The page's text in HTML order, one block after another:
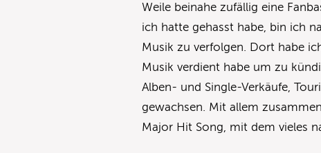
Weile beinahe zufällig eine
ich hatte gehasst habe, bin ich
Musik zu verfolgen. Dort habe
Musik verdient habe um zu
Alben- und Single-Verkäufe,
gewachsen. Mit allem
Major Hit Song, mit dem vieles